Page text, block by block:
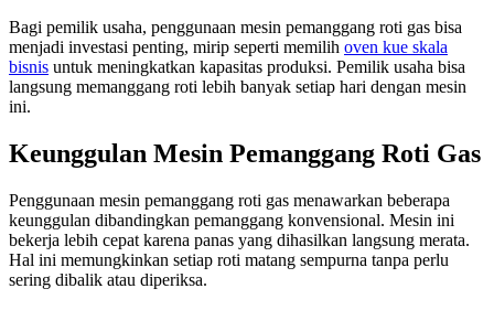
Bagi pemilik usaha, penggunaan mesin pemanggang roti gas bisa
menjadi investasi penting, mirip seperti memilih oven kue skala
bisnis untuk meningkatkan kapasitas produksi. Pemilik usaha bisa
langsung memanggang roti lebih banyak setiap hari dengan mesin
ini.
Keunggulan Mesin Pemanggang Roti Gas
Penggunaan mesin pemanggang roti gas menawarkan beberapa
keunggulan dibandingkan pemanggang konvensional. Mesin ini
bekerja lebih cepat karena panas yang dihasilkan langsung merata.
Hal ini memungkinkan setiap roti matang sempurna tanpa perlu
sering dibalik atau diperiksa.